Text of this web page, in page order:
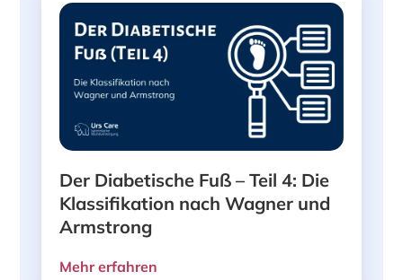
Der Diabetische Fuß – Teil 4: Die
Klassifikation nach Wagner und
Armstrong
Mehr erfahren